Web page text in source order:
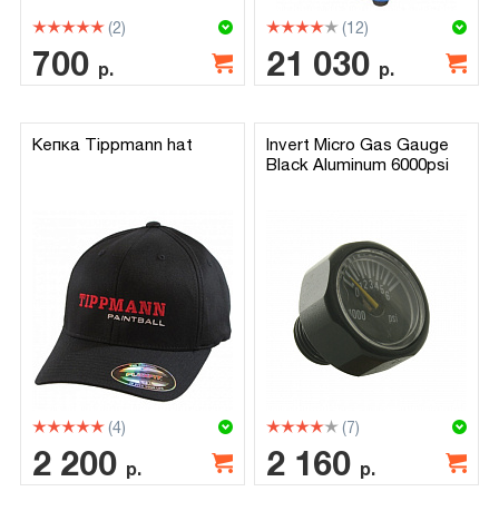
(2)
700 р.
(12)
21 030 р.
Кепка Tippmann hat
(4)
2 200 р.
Invert Micro Gas Gauge
Black Aluminum 6000psi
(7)
2 160 р.